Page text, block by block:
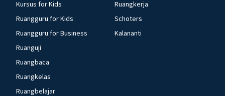
Kursus for Kids
Ruangguru for Kids
Ruangguru for Business
Ruanguji
Ruangbaca
Ruangkelas
Ruangbelajar
Ruangkerja
Schoters
Kalananti